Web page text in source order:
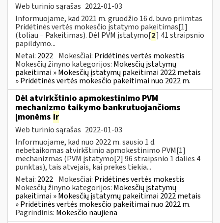
Web turinio sąrašas 2022-01-03
Informuojame, kad 2021 m. gruodžio 16 d. buvo priimtas
Pridėtinės vertės mokesčio įstatymo pakeitimas[1]
(toliau − Pakeitimas). Dėl PVM įstatymo[2] 41 straipsnio
papildymo...
Metai: 2022 Mokesčiai: Pridėtinės vertės mokestis
Mokesčių žinyno kategorijos: Mokesčių įstatymų
pakeitimai » Mokesčių įstatymų pakeitimai 2022 metais
» Pridėtinės vertės mokesčio pakeitimai nuo 2022 m.
Dėl atvirkštinio apmokestinimo PVM
mechanizmo taikymo bankrutuojančioms
įmonėms ir
Web turinio sąrašas 2022-01-03
Informuojame, kad nuo 2022 m. sausio 1 d.
nebetaikomas atvirkštinio apmokestinimo PVM[1]
mechanizmas (PVM įstatymo[2] 96 straipsnio 1 dalies 4
punktas), tais atvejais, kai prekes tiekia...
Metai: 2022 Mokesčiai: Pridėtinės vertės mokestis
Mokesčių žinyno kategorijos: Mokesčių įstatymų
pakeitimai » Mokesčių įstatymų pakeitimai 2022 metais
» Pridėtinės vertės mokesčio pakeitimai nuo 2022 m.
Pagrindinis: Mokesčio naujiena